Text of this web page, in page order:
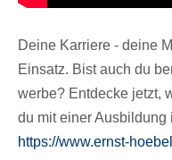
Deine Karriere - deine
Einsatz. Bist auch du
werbe? Entde­cke jetzt,
du mit einer Ausbil­dung
https://​www​.ernst​-